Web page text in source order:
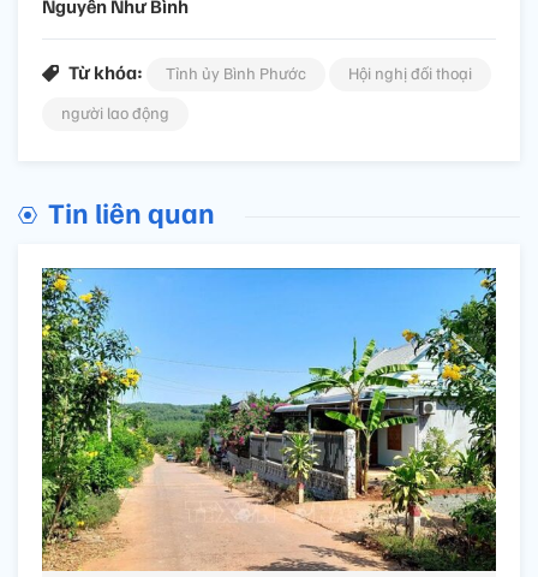
Nguyễn Như Bình
Từ khóa: Tỉnh ủy Bình Phước
Hội nghị đối thoại
người lao động
Tin liên quan